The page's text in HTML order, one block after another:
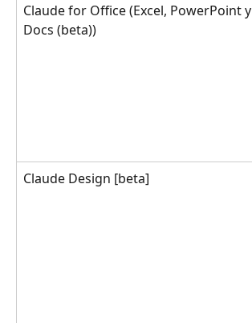
Claude for Office (Excel, PowerPoint y
Docs (beta))
Claude Design [beta]